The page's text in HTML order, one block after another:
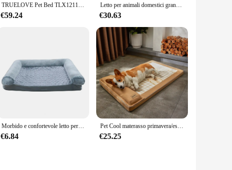
TRUELOVE Pet Bed TLX1211Pet Comfort materasso cerniera nascosta per una facile rimozione lino Comfort tessuto cuscino in memory foam ad alta densità
€59.24
Letto per animali domestici grande Letto per cani in memory foam peluche per cani di taglia grande Materasso per cani lavabile rimovibile Tappetino per animali domestici Tappetino per cuccia per uova antiscivolo Divano per gatti
€30.63
Morbido e confortevole letto per cani divano letto per cani con rivestimento lavabile rimovibile per cani di grossa taglia accogliente divano per animali domestici nido Memory Foam per il Comfort
€6.84
Pet Cool materasso primavera/estate rettangolare addensato Memory Sponge cuscino nido per cani adatto per cani di piccola e media taglia
€25.25